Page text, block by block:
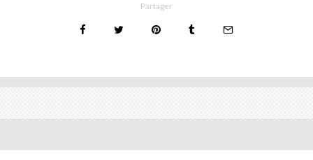
Partager